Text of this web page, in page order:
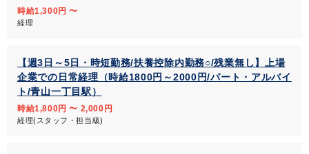
時給1,300円 〜
経理
【週3日～5日・時短勤務/扶養控除内勤務○/残業無し】上場
企業での日常経理（時給1800円～2000円/パート・アルバイ
ト/青山一丁目駅）
時給1,800円 〜 2,000円
経理(スタッフ・担当級)